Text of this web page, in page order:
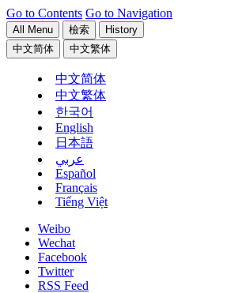
Go to Contents Go to Navigation
All Menu 檢索
History
中文简体
中文繁体
中文简体
中文繁体
한국어
English
日本語
عربي
Español
Français
Tiếng Việt
Weibo
Wechat
Facebook
Twitter
RSS Feed